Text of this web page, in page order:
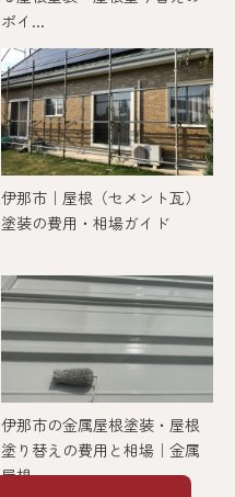
ポイ...
伊那市｜屋根（セメント瓦）
塗装の費用・相場ガイド
伊那市の金属屋根塗装・屋根
塗り替えの費用と相場｜金属
屋根...